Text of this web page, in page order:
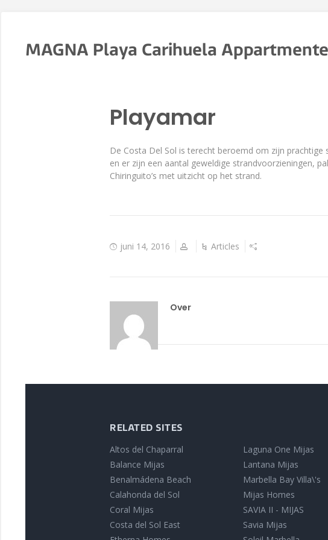
MAGNA Playa Carihuela
Playamar
De Costa Del Sol is terecht beroemd om zijn
en er zijn een aantal geweldige strandvoorzieningen,
Chiringuito’s met uitzicht op het strand.
juni 14, 2016 Articles
Over
RELATED SITES
Altos del Chaparral
Balance Mijas
Benalmádena Beach
Calahonda del Sol
Coral Mijas
Costa del Sol East
Laguna One Mijas
Lantana Mijas
Marbella Bay Villa\'s
Mijas Homes
SAVIA II - MIJAS
Savia Mijas